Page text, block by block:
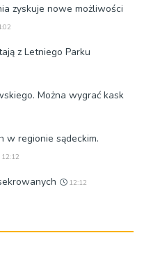
zyskuje nowe możliwości
z Letniego Parku
Można wygrać kask
regionie sądeckim.
12:12
12:12